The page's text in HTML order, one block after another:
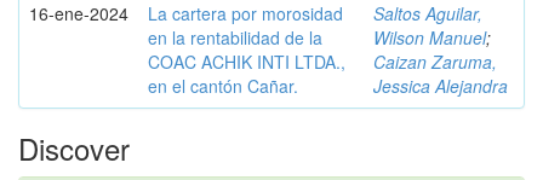
16-ene-2024
La cartera por morosidad
en la rentabilidad de la
COAC ACHIK INTI LTDA.,
en el cantón Cañar.
Saltos Aguilar,
Wilson Manuel;
Caizan Zaruma,
Jessica Alejandra
Discover